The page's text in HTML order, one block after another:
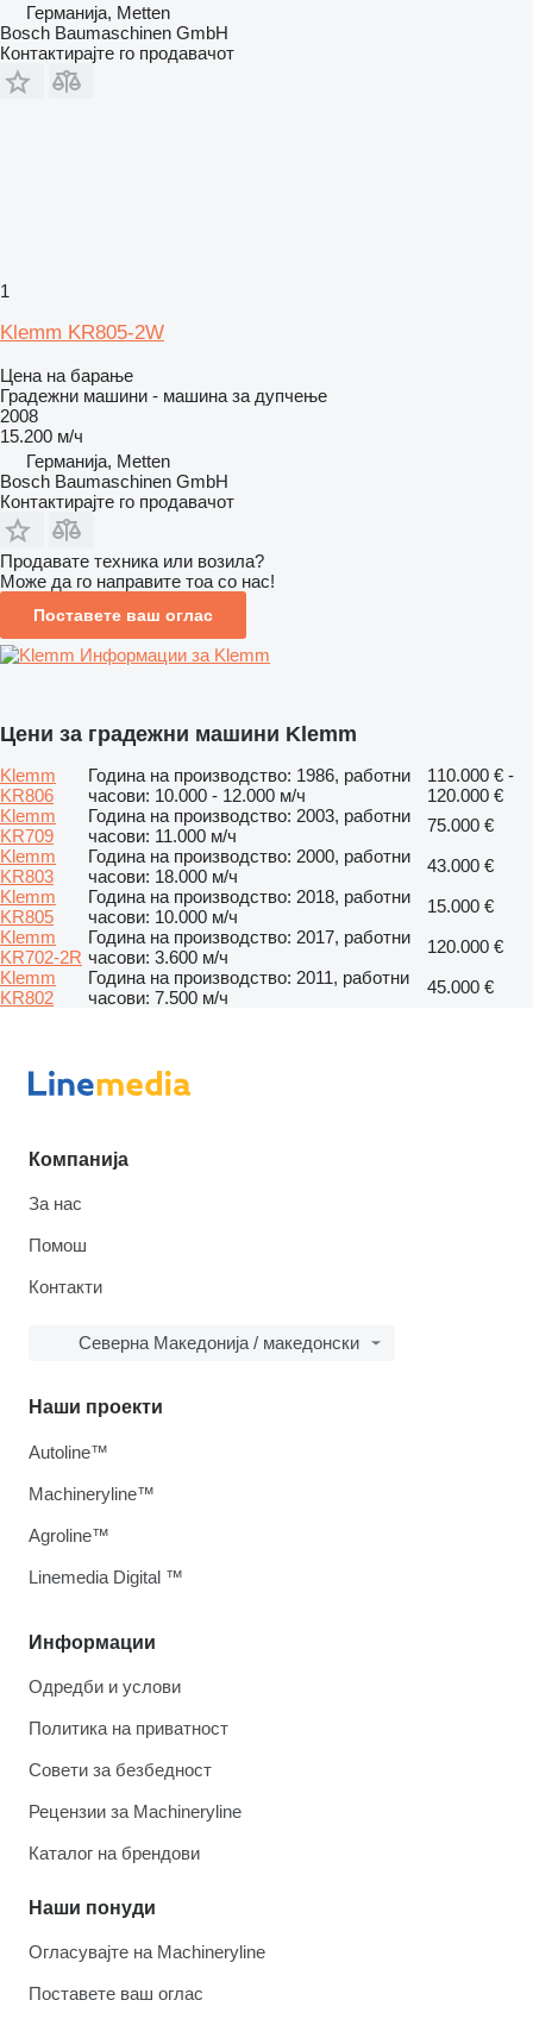
Германија, Metten
Bosch Baumaschinen GmbH
Контактирајте го продавачот
1
Klemm KR805-2W
Цена на барање
Градежни машини - машина за дупчење
2008
15.200 м/ч
Германија, Metten
Bosch Baumaschinen GmbH
Контактирајте го продавачот
Продавате техника или возила?
Може да го направите тоа со нас!
Поставете ваш оглас
Информации за Klemm
Цени за градежни машини Klemm
Klemm
KR806
Година на производство: 1986, работни
часови: 10.000 - 12.000 м/ч
110.000 € -
120.000 €
Klemm
KR709
Година на производство: 2003, работни
часови: 11.000 м/ч
75.000 €
Klemm
KR803
Година на производство: 2000, работни
часови: 18.000 м/ч
43.000 €
Klemm
KR805
Година на производство: 2018, работни
часови: 10.000 м/ч
15.000 €
Klemm
KR702-2R
Година на производство: 2017, работни
часови: 3.600 м/ч
120.000 €
Klemm
KR802
Година на производство: 2011, работни
часови: 7.500 м/ч
45.000 €
Компанија
За нас
Помош
Контакти
Северна Македонија / македонски
Информации
Одредби и услови
Политика на приватност
Совети за безбедност
Рецензии за Machineryline
Каталог на брендови
Наши понуди
Огласувајте на Machineryline
Поставете ваш оглас
Наши проекти
Autoline™
Machineryline™
Agroline™
Linemedia Digital ™